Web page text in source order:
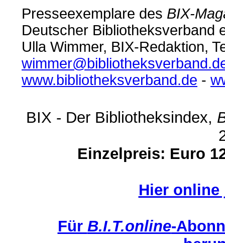
Presseexemplare des BIX-
Deutscher Bibliotheksverband
Ulla Wimmer, BIX-Redaktion,
www.bibliotheksverband.de -
BIX - Der Bibliotheksindex,
Einzelpreis: Euro
Hier online
Für B.I.T.online-